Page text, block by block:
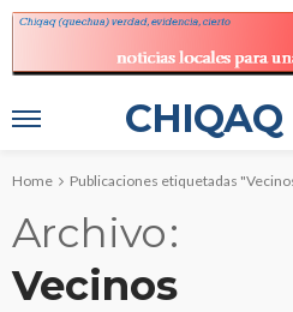
Home Publicaciones etiquetadas
Archivo
Vecinos